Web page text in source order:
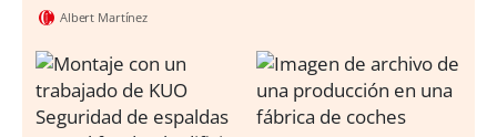
Albert Martínez